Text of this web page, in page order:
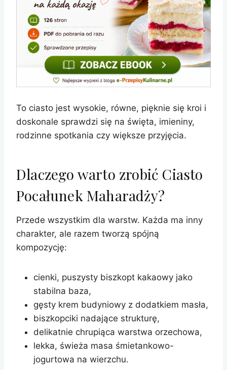
To ciasto jest wysokie, równe, pięknie się kroi i
doskonale sprawdzi się na święta, imieniny,
rodzinne spotkania czy większe przyjęcia.
Dlaczego warto zrobić Ciasto
Pocałunek Maharadży?
Przede wszystkim dla warstw. Każda ma inny
charakter, ale razem tworzą spójną
kompozycję:
cienki, puszysty biszkopt kakaowy jako
stabilna baza,
gęsty krem budyniowy z dodatkiem masła,
biszkopciki nadające strukturę,
delikatnie chrupiąca warstwa orzechowa,
lekka, świeża masa śmietankowo-
jogurtowa na wierzchu.